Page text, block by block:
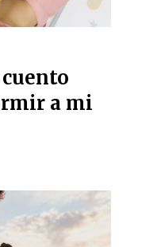
a mi